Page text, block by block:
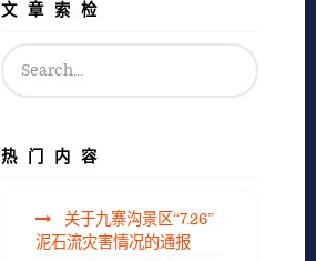
文章索检
热门内容
关于九寨沟景区“7.26”
泥石流灾害情况的通报